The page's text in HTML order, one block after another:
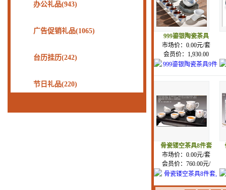
办公礼品(943)
广告促销礼品(1065)
台历挂历(242)
节日礼品(220)
999鎏银陶瓷茶具
市场价：0.00元/套
会员价：1,930.00
骨瓷镂空茶具8件套
市场价：0.00元/套
会员价：760.00元/